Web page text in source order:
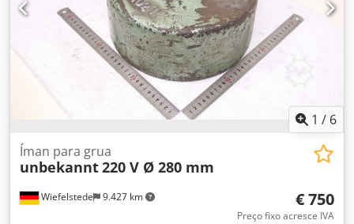
1 / 6
Wiefelstede 9.427 km
Íman para grua
unbekannt220 V Ø 280 mm
€ 750
Preço fixo acresce IVA